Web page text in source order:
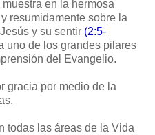
en la hermosa
resumidamente sobre la
y su sentir (2:5-
uno de los grandes pilares
del Evangelio.
gracia por medio de la
todas las áreas de la Vida